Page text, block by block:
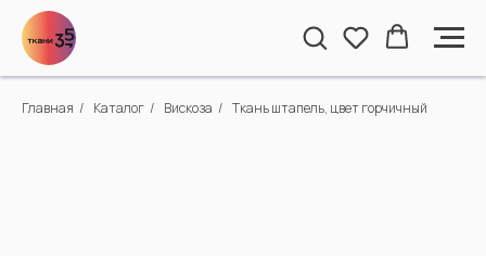
Главная / Каталог / Вискоза / Ткань штапель, цвет горчичный